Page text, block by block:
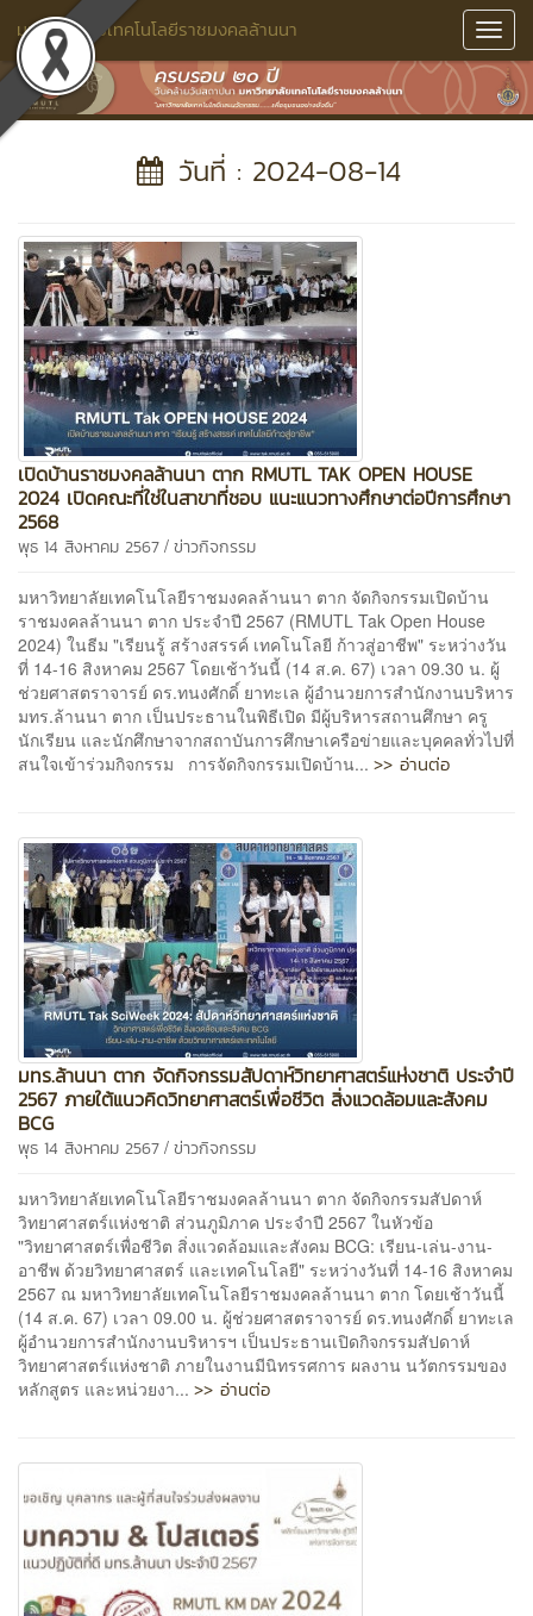
มหาวิทยาลัยเทคโนโลยีราชมงคลล้านนา
วันที่ : 2024-08-14
เปิดบ้านราชมงคลล้านนา ตาก RMUTL TAK OPEN HOUSE
2024 เปิดคณะที่ใช่ในสาขาที่ชอบ แนะแนวทางศึกษาต่อปีการศึกษา
2568
พุธ 14 สิงหาคม 2567 / ข่าวกิจกรรม
มหาวิทยาลัยเทคโนโลยีราชมงคลล้านนา ตาก จัดกิจกรรมเปิดบ้าน
ราชมงคลล้านนา ตาก ประจำปี 2567 (RMUTL Tak Open House
2024) ในธีม "เรียนรู้ สร้างสรรค์ เทคโนโลยี ก้าวสู่อาชีพ" ระหว่างวัน
ที่ 14-16 สิงหาคม 2567 โดยเช้าวันนี้ (14 ส.ค. 67) เวลา 09.30 น. ผู้
ช่วยศาสตราจารย์ ดร.ทนงศักดิ์ ยาทะเล ผู้อำนวยการสำนักงานบริหาร
มทร.ล้านนา ตาก เป็นประธานในพิธีเปิด มีผู้บริหารสถานศึกษา ครู
นักเรียน และนักศึกษาจากสถาบันการศึกษาเครือข่ายและบุคคลทั่วไปที่
สนใจเข้าร่วมกิจกรรม การจัดกิจกรรมเปิดบ้าน... >> อ่านต่อ
มทร.ล้านนา ตาก จัดกิจกรรมสัปดาห์วิทยาศาสตร์แห่งชาติ ประจำปี
2567 ภายใต้แนวคิดวิทยาศาสตร์เพื่อชีวิต สิ่งแวดล้อมและสังคม
BCG
พุธ 14 สิงหาคม 2567 / ข่าวกิจกรรม
มหาวิทยาลัยเทคโนโลยีราชมงคลล้านนา ตาก จัดกิจกรรมสัปดาห์
วิทยาศาสตร์แห่งชาติ ส่วนภูมิภาค ประจำปี 2567 ในหัวข้อ
"วิทยาศาสตร์เพื่อชีวิต สิ่งแวดล้อมและสังคม BCG: เรียน-เล่น-งาน-
อาชีพ ด้วยวิทยาศาสตร์ และเทคโนโลยี" ระหว่างวันที่ 14-16 สิงหาคม
2567 ณ มหาวิทยาลัยเทคโนโลยีราชมงคลล้านนา ตาก โดยเช้าวันนี้
(14 ส.ค. 67) เวลา 09.00 น. ผู้ช่วยศาสตราจารย์ ดร.ทนงศักดิ์ ยาทะเล
ผู้อำนวยการสำนักงานบริหารฯ เป็นประธานเปิดกิจกรรมสัปดาห์
วิทยาศาสตร์แห่งชาติ ภายในงานมีนิทรรศการ ผลงาน นวัตกรรมของ
หลักสูตร และหน่วยงา... >> อ่านต่อ